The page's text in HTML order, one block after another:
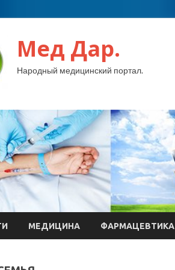
Мед Дар.
Народный медицинский портал.
МЕДИЦИНА ФАРМАЦЕВТИКА